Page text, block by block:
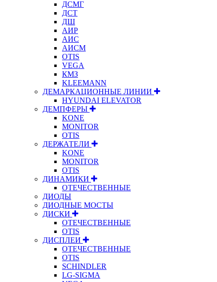
ДСМГ
ДСТ
ДШ
АИР
АИС
АИСМ
OTIS
VEGA
КМЗ
KLEEMANN
ДЕМАРКАЦИОННЫЕ ЛИНИИ
HYUNDAI ELEVATOR
ДЕМПФЕРЫ
KONE
MONITOR
OTIS
ДЕРЖАТЕЛИ
KONE
MONITOR
OTIS
ДИНАМИКИ
ОТЕЧЕСТВЕННЫЕ
ДИОДЫ
ДИОДНЫЕ МОСТЫ
ДИСКИ
ОТЕЧЕСТВЕННЫЕ
OTIS
ДИСПЛЕИ
ОТЕЧЕСТВЕННЫЕ
OTIS
SCHINDLER
LG-SIGMA